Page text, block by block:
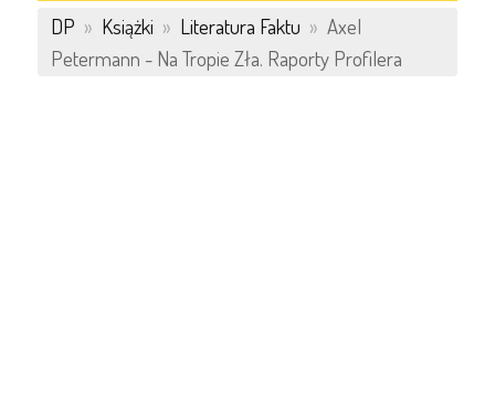
DP » Książki » Literatura Faktu » Axel
Petermann - Na Tropie Zła. Raporty Profilera